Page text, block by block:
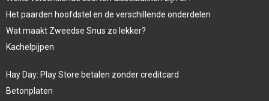
Het paarden hoofdstel en de verschillende onderdelen
Wat maakt Zweedse Snus zo lekker?
Kachelpijpen
Hay Day: Play Store betalen zonder creditcard
Betonplaten